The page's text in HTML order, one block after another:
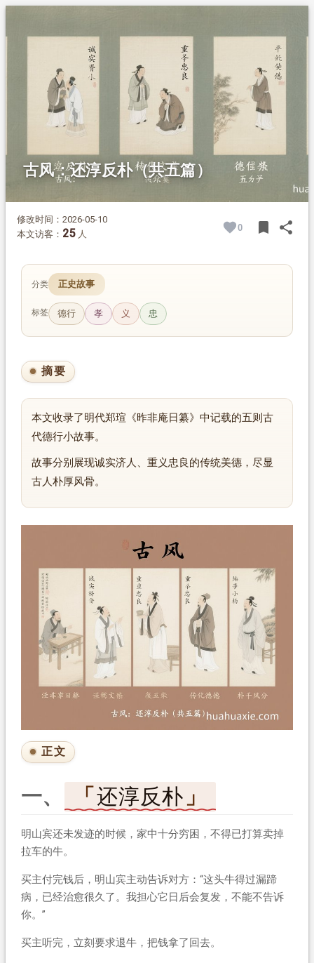
一、还淳反朴
二、倾囊济友
2.3.三、王义方的义行
2.4.
四、房景远义感盗贼
2.5.五、忠义感天的仆人
古风：还淳反朴（共五篇）
修改时间：2026-05-10
本文访客： 25 人
0 bookmark share
分类 正史故事
标签 德行 孝 义 忠
摘要
本文收录了明代郑瑄《昨非庵日纂》中记载的五则古
代德行小故事。
故事分别展现诚实济人、重义忠良的传统美德，尽显
古人朴厚风骨。
正文
一、 还淳反朴
明山宾还未发迹的时候，家中十分穷困，不得已打算卖掉
拉车的牛。
买主付完钱后，明山宾主动告诉对方：“这头牛得过漏蹄
病，已经治愈很久了。我担心它日后会复发，不能不告诉
你。”
买主听完，立刻要求退牛，把钱拿了回去。